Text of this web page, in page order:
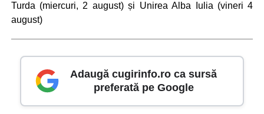
Turda (miercuri, 2 august) și Unirea Alba Iulia (vineri 4
august)
Adaugă cugirinfo.ro ca sursă
preferată pe Google